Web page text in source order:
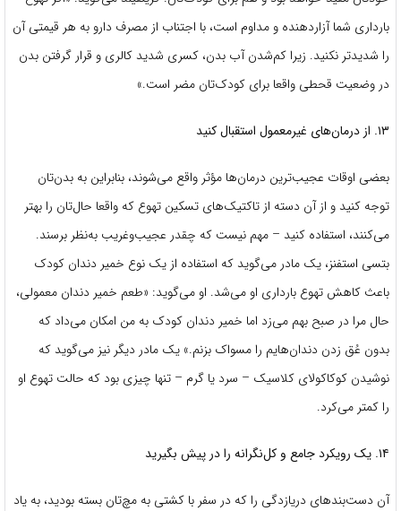
بارداری شما آزاردهنده و مداوم است، با اجتناب از مصرف دارو به هر قیمتی آن
را شدیدتر نکنید. زیرا کم‌شدن آب بدن، کسری شدید کالری و قرار گرفتن بدن
در وضعیت قحطی واقعا برای کودک‌تان مضر است.»
۱۳. از درمان‌های غیرمعمول استقبال کنید
بعضی اوقات عجیب‌ترین درمان‌ها مؤثر واقع می‌شوند، بنابراین به بدن‌تان
توجه کنید و از آن دسته از تاکتیک‌های تسکین تهوع که واقعا حال‌تان را بهتر
می‌کنند، استفاده کنید – مهم نیست که چقدر عجیب‌وغریب به‌نظر برسند.
بتسی استفنز، یک مادر می‌گوید که استفاده از یک نوع خمیر دندان کودک
باعث کاهش تهوع بارداری او می‌شد. او می‌گوید: «طعم خمیر دندان معمولی،
حال مرا در صبح بهم می‌زد اما خمیر دندان کودک به من امکان می‌داد که
بدون عُق زدن دندان‌هایم را مسواک بزنم.» یک مادر دیگر نیز می‌گوید که
نوشیدن کوکاکولای کلاسیک – سرد یا گرم – تنها چیزی بود که حالت تهوع او
را کمتر می‌کرد.
۱۴. یک رویکرد جامع و کل‌نگرانه را در پیش بگیرید
آن دست‌بندهای دریازدگی را که در سفر با کشتی به مچ‌تان بسته بودید، به یاد